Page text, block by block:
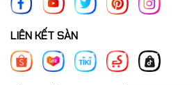
LIÊN KẾT SÀN